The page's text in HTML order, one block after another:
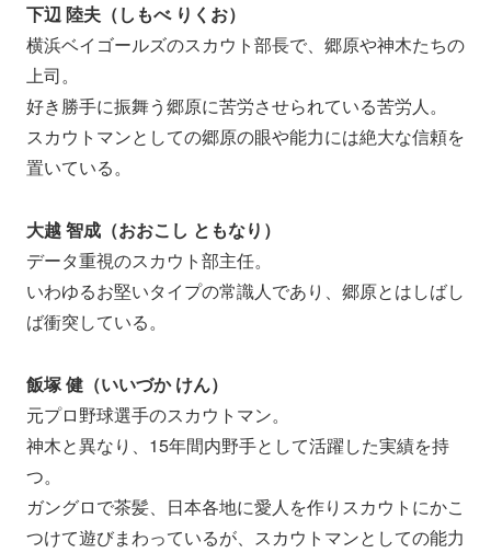
下辺 陸夫（しもべ りくお）
横浜ベイゴールズのスカウト部長で、郷原や神木たちの
上司。
好き勝手に振舞う郷原に苦労させられている苦労人。
スカウトマンとしての郷原の眼や能力には絶大な信頼を
置いている。
大越 智成（おおこし ともなり）
データ重視のスカウト部主任。
いわゆるお堅いタイプの常識人であり、郷原とはしばし
ば衝突している。
飯塚 健（いいづか けん）
元プロ野球選手のスカウトマン。
神木と異なり、15年間内野手として活躍した実績を持
つ。
ガングロで茶髪、日本各地に愛人を作りスカウトにかこ
つけて遊びまわっているが、スカウトマンとしての能力